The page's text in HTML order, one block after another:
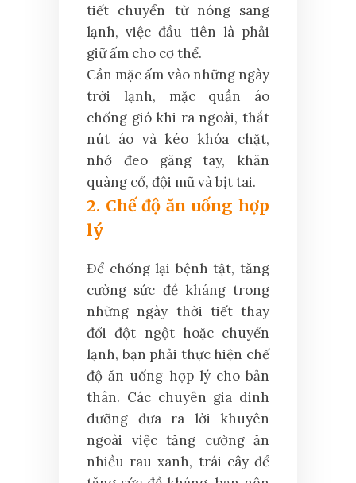
tiết chuyển từ nóng sang
lạnh, việc đầu tiên là phải
giữ ấm cho cơ thể.
Cần mặc ấm vào những ngày
trời lạnh, mặc quần áo
chống gió khi ra ngoài, thắt
nút áo và kéo khóa chặt,
nhớ đeo găng tay, khăn
quàng cổ, đội mũ và bịt tai.
2. Chế độ ăn uống hợp
lý
Để chống lại bệnh tật, tăng
cường sức đề kháng trong
những ngày thời tiết thay
đổi đột ngột hoặc chuyển
lạnh, bạn phải thực hiện chế
độ ăn uống hợp lý cho bản
thân. Các chuyên gia dinh
dưỡng đưa ra lời khuyên
ngoài việc tăng cường ăn
nhiều rau xanh, trái cây để